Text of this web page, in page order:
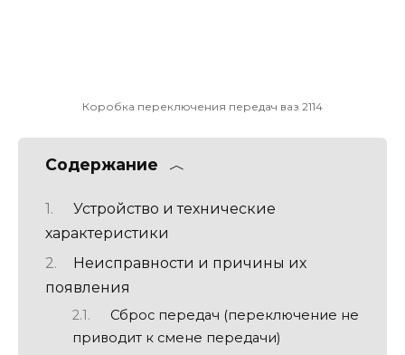
Коробка переключения передач ваз 2114
Содержание
Устройство и технические
характеристики
Неисправности и причины их
появления
Сброс передач (переключение не
приводит к смене передачи)